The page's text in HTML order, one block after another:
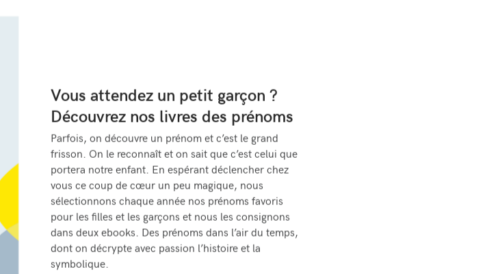
Vous attendez un petit garçon ?
Découvrez nos livres des prénoms
Parfois, on découvre un prénom et c’est le grand
frisson. On le reconnaît et on sait que c’est celui que
portera notre enfant. En espérant déclencher chez
vous ce coup de cœur un peu magique, nous
sélectionnons chaque année nos prénoms favoris
pour les filles et les garçons et nous les consignons
dans deux ebooks. Des prénoms dans l’air du temps,
dont on décrypte avec passion l’histoire et la
symbolique.